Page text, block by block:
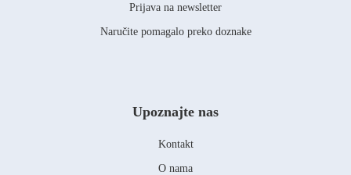
Prijava na newsletter
Naručite pomagalo preko doznake
Upoznajte nas
Kontakt
O nama